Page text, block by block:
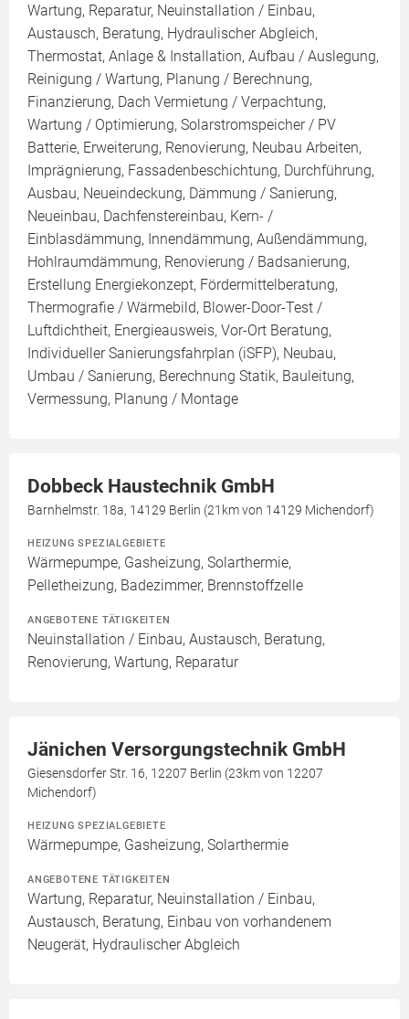
Wartung, Reparatur, Neuinstallation / Einbau,
Austausch, Beratung, Hydraulischer Abgleich,
Thermostat, Anlage & Installation, Aufbau / Auslegung,
Reinigung / Wartung, Planung / Berechnung,
Finanzierung, Dach Vermietung / Verpachtung,
Wartung / Optimierung, Solarstromspeicher / PV
Batterie, Erweiterung, Renovierung, Neubau Arbeiten,
Imprägnierung, Fassadenbeschichtung, Durchführung,
Ausbau, Neueindeckung, Dämmung / Sanierung,
Neueinbau, Dachfenstereinbau, Kern- /
Einblasdämmung, Innendämmung, Außendämmung,
Hohlraumdämmung, Renovierung / Badsanierung,
Erstellung Energiekonzept, Fördermittelberatung,
Thermografie / Wärmebild, Blower-Door-Test /
Luftdichtheit, Energieausweis, Vor-Ort Beratung,
Individueller Sanierungsfahrplan (iSFP), Neubau,
Umbau / Sanierung, Berechnung Statik, Bauleitung,
Vermessung, Planung / Montage
Dobbeck Haustechnik GmbH
Barnhelmstr. 18a, 14129 Berlin (21km von 14129 Michendorf)
HEIZUNG SPEZIALGEBIETE
Wärmepumpe, Gasheizung, Solarthermie,
Pelletheizung, Badezimmer, Brennstoffzelle
ANGEBOTENE TÄTIGKEITEN
Neuinstallation / Einbau, Austausch, Beratung,
Renovierung, Wartung, Reparatur
Jänichen Versorgungstechnik GmbH
Giesensdorfer Str. 16, 12207 Berlin (23km von 12207
Michendorf)
HEIZUNG SPEZIALGEBIETE
Wärmepumpe, Gasheizung, Solarthermie
ANGEBOTENE TÄTIGKEITEN
Wartung, Reparatur, Neuinstallation / Einbau,
Austausch, Beratung, Einbau von vorhandenem
Neugerät, Hydraulischer Abgleich